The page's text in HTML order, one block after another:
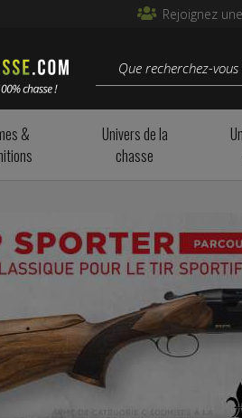
Rejoignez une
&
Univers de la
chasse